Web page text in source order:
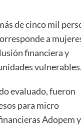
de cinco mil
a
financiera y
vulnerables.
evaluado, fueron
para micro
Adopem y